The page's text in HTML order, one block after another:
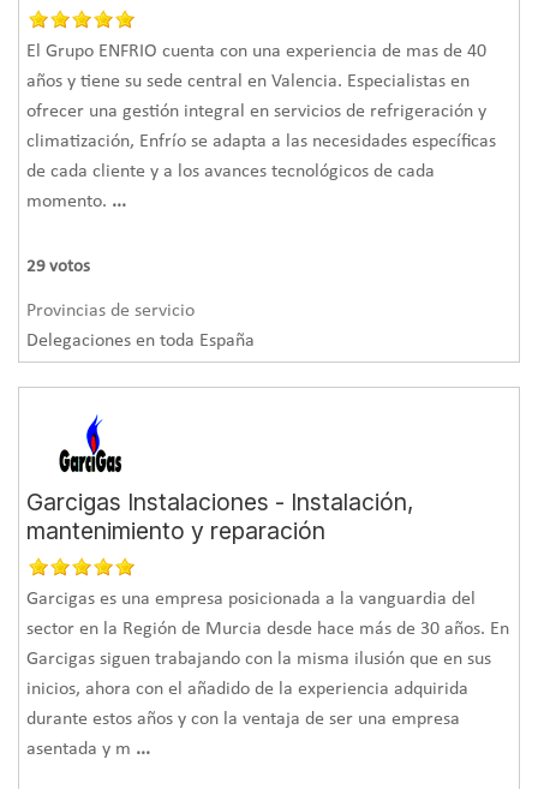
El Grupo ENFRIO cuenta con una experiencia de mas de 40
años y tiene su sede central en Valencia. Especialistas en
ofrecer una gestión integral en servicios de refrigeración y
climatización, Enfrío se adapta a las necesidades específicas
de cada cliente y a los avances tecnológicos de cada
momento. ...
29 votos
Provincias de servicio
Delegaciones en toda España
Garcigas Instalaciones - Instalación,
mantenimiento y reparación
Garcigas es una empresa posicionada a la vanguardia del
sector en la Región de Murcia desde hace más de 30 años. En
Garcigas siguen trabajando con la misma ilusión que en sus
inicios, ahora con el añadido de la experiencia adquirida
durante estos años y con la ventaja de ser una empresa
asentada y m ...